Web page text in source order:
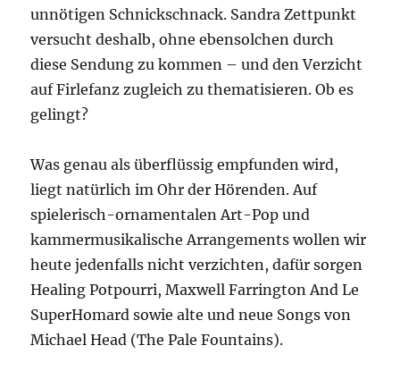
unnötigen Schnickschnack. Sandra Zettpunkt
versucht deshalb, ohne ebensolchen durch
diese Sendung zu kommen – und den Verzicht
auf Firlefanz zugleich zu thematisieren. Ob es
gelingt?
Was genau als überflüssig empfunden wird,
liegt natürlich im Ohr der Hörenden. Auf
spielerisch-ornamentalen Art-Pop und
kammermusikalische Arrangements wollen wir
heute jedenfalls nicht verzichten, dafür sorgen
Healing Potpourri, Maxwell Farrington And Le
SuperHomard sowie alte und neue Songs von
Michael Head (The Pale Fountains).